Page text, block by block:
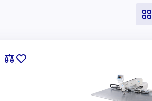
Порівняти
В